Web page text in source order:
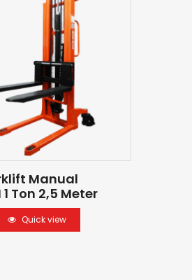
Manual
1 Ton 2,5 Meter
Quick view